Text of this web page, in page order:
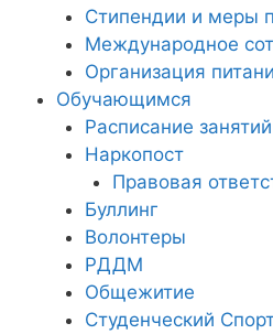
Стипендии и меры
Международное
Организация
Обучающимся
Расписание занятий
Наркопост
Правовая
Буллинг
Волонтеры
РДДМ
Общежитие
Студенческий